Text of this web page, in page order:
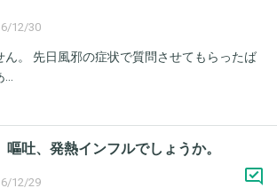
12/30
もらったば
吐、発熱インフルでしょうか。
12/29